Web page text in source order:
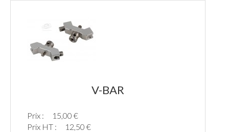
V-BAR
Prix :
15,00 €
Prix HT :
12,50 €